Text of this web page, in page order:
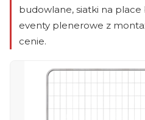
budowlane, siatki na place
eventy plenerowe z
cenie.